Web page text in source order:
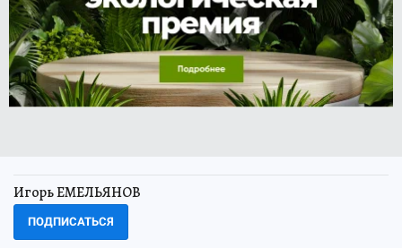
Игорь ЕМЕЛЬЯНОВ
ПОДПИСАТЬСЯ